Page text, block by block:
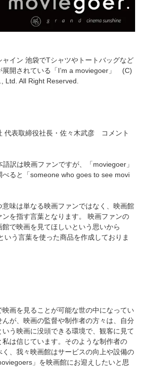
ャイン 池袋でTシャツやトートバッグなど
展開されている「I’m a moviegoer」 (C)
Ltd. All Right Reserved.
代表取締役社長・佐々木武彦 コメント
語訳は映画ファンですが、「moviegoer」
べると「someone who goes to see movi
味は単なる映画ファンではなく、映画館
を指す言葉となります。 映画ファンの
で映画を見てほしいという思いから
いう言葉を使った商品を作成しておりま
画を見ることが可能な世の中になってい
が、映画の監督や制作者の方々は、自分
う映画に没頭できる環境で、観客に見て
は信じています。そのような制作者の
、我々映画館はサービスの向上や設備の
」を映画館にお迎えしたいと思